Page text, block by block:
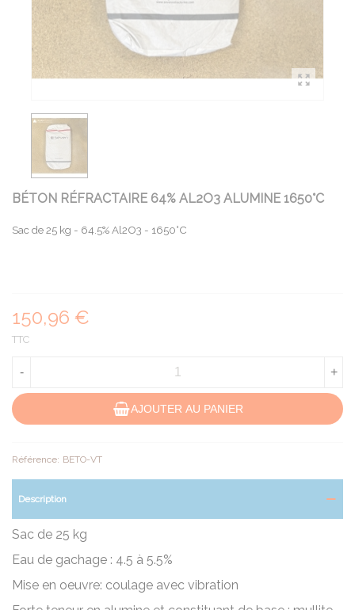
BÉTON RÉFRACTAIRE 64% AL2O3 ALUMINE 1650°C
Sac de 25 kg - 64.5% Al2O3 - 1650°C
150,96 €
TTC
- +
AJOUTER AU PANIER
Référence: BETO-VT
Description
Sac de 25 kg
Eau de gachage : 4.5 à 5.5%
Mise en oeuvre: coulage avec vibration